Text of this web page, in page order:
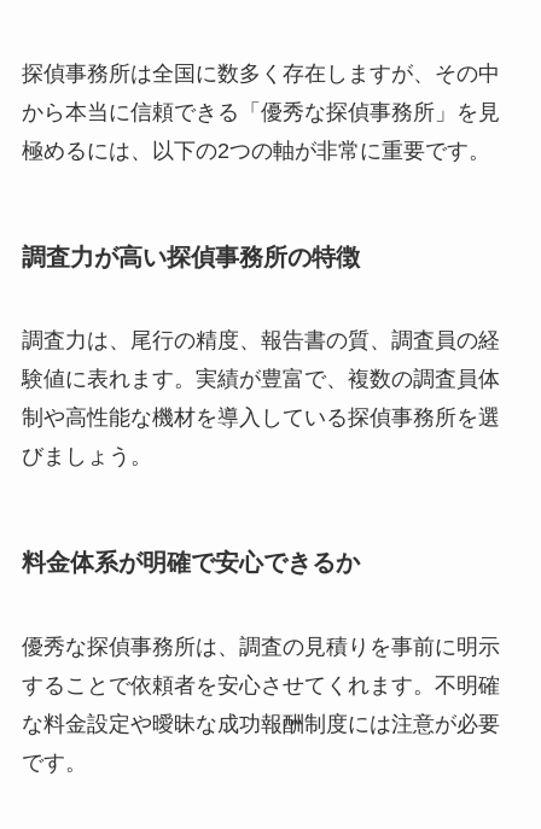
探偵事務所は全国に数多く存在しますが、その中
から本当に信頼できる「優秀な探偵事務所」を見
極めるには、以下の2つの軸が非常に重要です。
調査力が高い探偵事務所の特徴
調査力は、尾行の精度、報告書の質、調査員の経
験値に表れます。実績が豊富で、複数の調査員体
制や高性能な機材を導入している探偵事務所を選
びましょう。
料金体系が明確で安心できるか
優秀な探偵事務所は、調査の見積りを事前に明示
することで依頼者を安心させてくれます。不明確
な料金設定や曖昧な成功報酬制度には注意が必要
です。